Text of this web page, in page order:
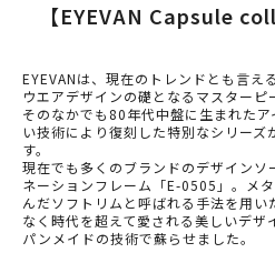
【EYEVAN Capsule
EYEVANは、現在のトレンドとも言え
ウエアデザインの礎となるマスターピ
そのなかでも80年代中盤に生まれた
い技術により復刻した特別なシリー
す。
現在でも多くのブランドのデザインソ
ネーションフレーム「E-0505」。メ
んだソフトリムと呼ばれる手法を用
なく時代を超えて愛される美しいデザ
パンメイドの技術で蘇らせました。